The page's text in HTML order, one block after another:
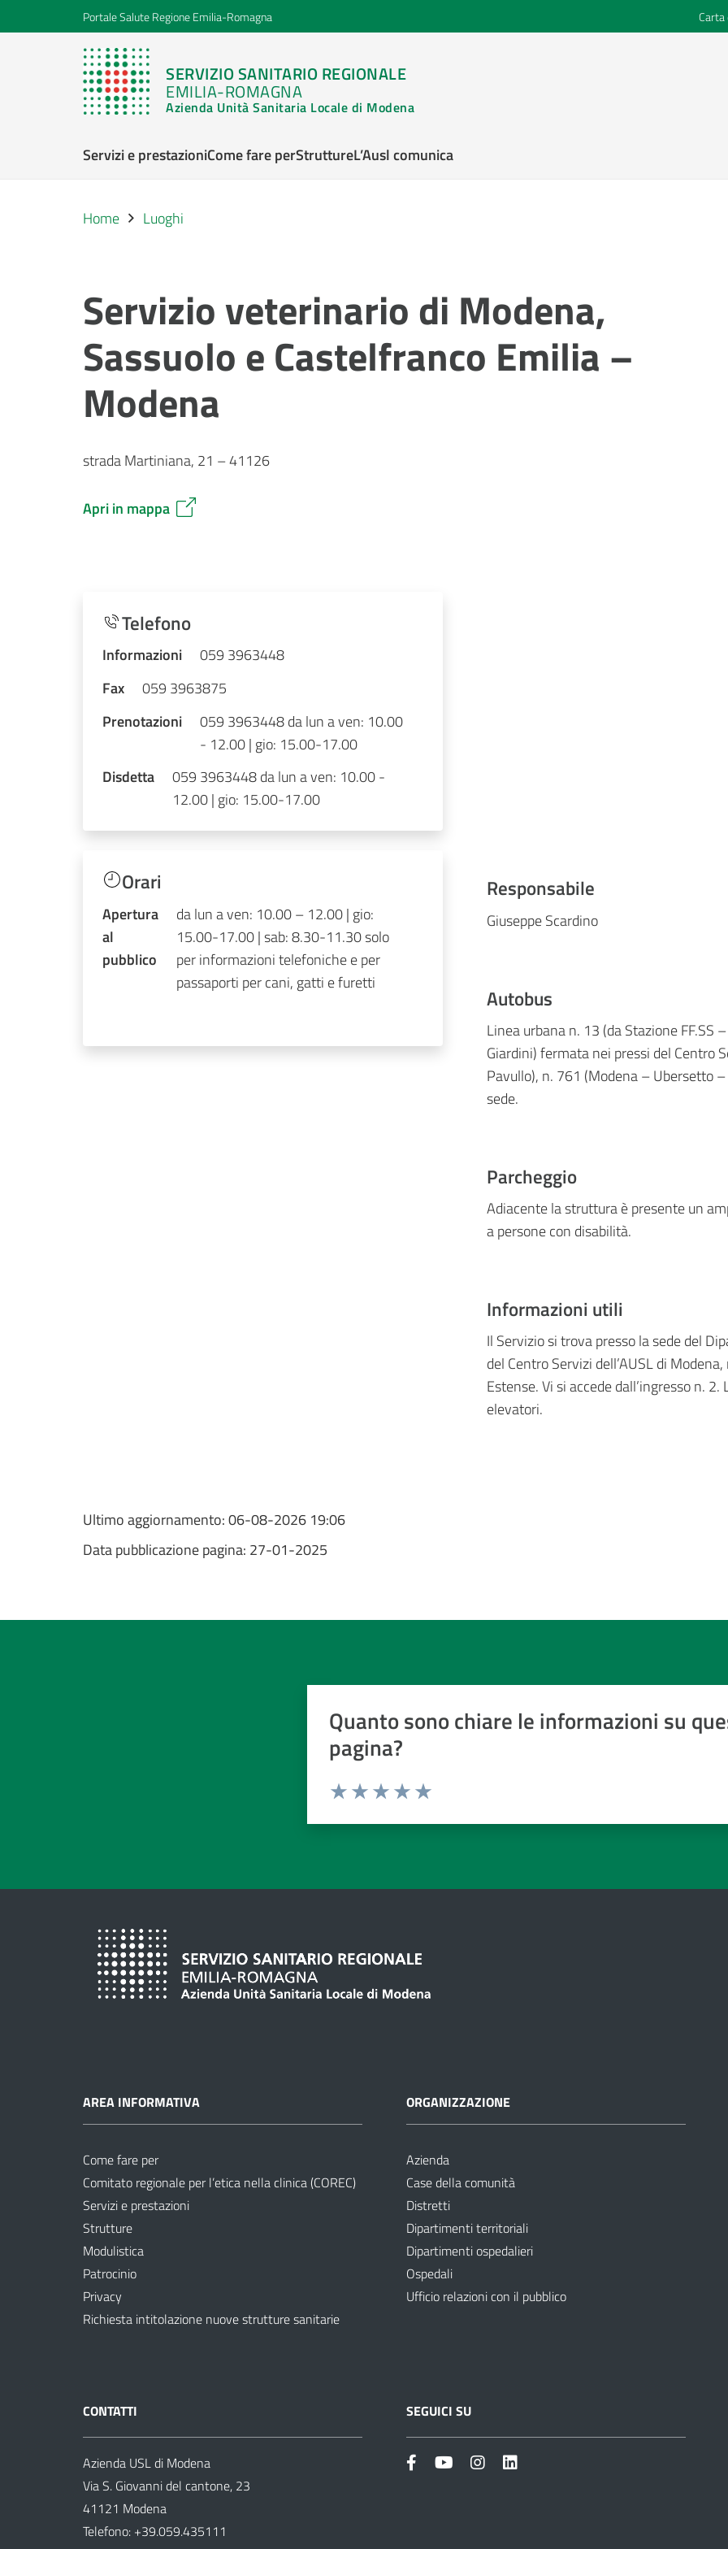
Portale Salute Regione Emilia-Romagna Carta
SERVIZIO SANITARIO REGIONALE
EMILIA-ROMAGNA
Azienda Unità Sanitaria Locale di Modena
Servizi e prestazioniCome fare perStruttureL’Ausl comunica
Home Luoghi
Servizio veterinario di Modena,
Sassuolo e Castelfranco Emilia –
Modena
strada Martiniana, 21 – 41126
Apri in mappa
Telefono
Informazioni
059 3963448
Fax
059 3963875
Prenotazioni
059 3963448 da lun a ven: 10.00
- 12.00 | gio: 15.00-17.00
Disdetta
059 3963448 da lun a ven: 10.00 -
12.00 | gio: 15.00-17.00
Orari
Apertura
al
pubblico
da lun a ven: 10.00 – 12.00 | gio:
15.00-17.00 | sab: 8.30-11.30 solo
per informazioni telefoniche e per
passaporti per cani, gatti e furetti
Responsabile
Giuseppe Scardino
Autobus
Linea urbana n. 13 (da Stazione
Giardini) fermata nei pressi del Centro
Pavullo), n. 761 (Modena – Ubersetto
sede.
Parcheggio
Adiacente la struttura è presente un
a persone con disabilità.
Informazioni utili
Il Servizio si trova presso la sede del
del Centro Servizi dell’AUSL di
Estense. Vi si accede dall’ingresso n.
elevatori.
Ultimo aggiornamento:06-08-2026 19:06
Data pubblicazione pagina: 27-01-2025
Quanto sono chiare le informazioni su
pagina?
Valuta da 1 a 5 stelle
AREA INFORMATIVA
Come fare per
Comitato regionale per l’etica nella clinica (COREC)
Servizi e prestazioni
Strutture
Modulistica
Patrocinio
Privacy
Richiesta intitolazione nuove strutture sanitarie
ORGANIZZAZIONE
Azienda
Case della comunità
Distretti
Dipartimenti territoriali
Dipartimenti ospedalieri
Ospedali
Ufficio relazioni con il pubblico
CONTATTI
Azienda USL di Modena
Via S. Giovanni del cantone, 23
41121 Modena
Telefono: +39.059.435111
SEGUICI SU